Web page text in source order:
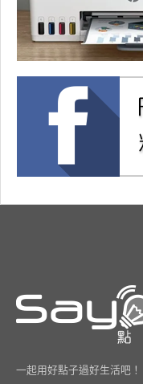
一起用好點子過好生活吧！